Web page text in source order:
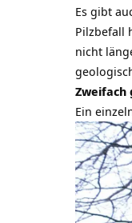
Es gibt
Pilzbefall
nicht
Zweifach
Ein